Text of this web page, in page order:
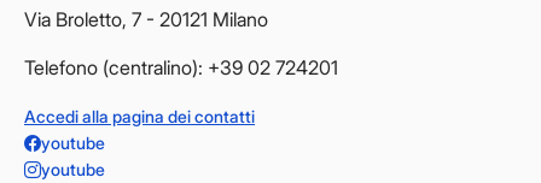
Via Broletto, 7 - 20121 Milano
Telefono (centralino): +39 02 724201
Accedi alla pagina dei contatti
youtube
youtube